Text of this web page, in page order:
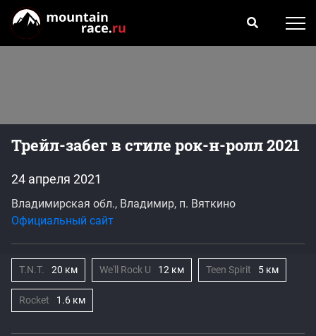
Трейл-забег в стиле рок-н-ролл 2021
24 апреля 2021
Владимирская обл., Владимир, п. Вяткино
Официальный сайт
T.N.T. 20 км We'll Rock U 12 км Teen Spirit 5 км
Rocket 1.6 км